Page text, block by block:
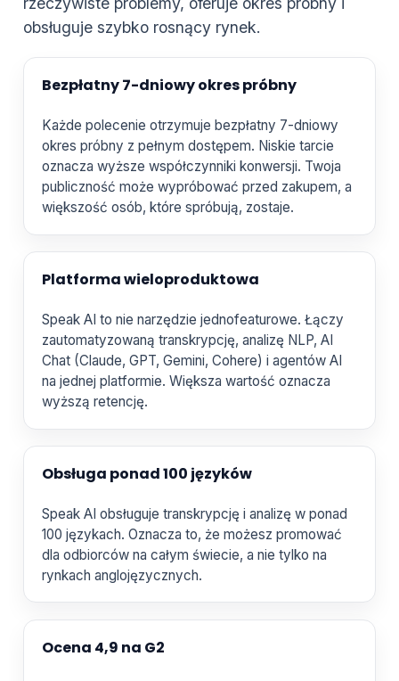
obsługuje szybko rosnący rynek.
Bezpłatny 7-dniowy okres próbny
Każde polecenie otrzymuje bezpłatny 7-dniowy
okres próbny z pełnym dostępem. Niskie tarcie
oznacza wyższe współczynniki konwersji. Twoja
publiczność może wypróbować przed zakupem, a
większość osób, które spróbują, zostaje.
Platforma wieloproduktowa
Speak AI to nie narzędzie jednofeaturowe. Łączy
zautomatyzowaną transkrypcję, analizę NLP, AI
Chat (Claude, GPT, Gemini, Cohere) i agentów AI
na jednej platformie. Większa wartość oznacza
wyższą retencję.
Obsługa ponad 100 języków
Speak AI obsługuje transkrypcję i analizę w ponad
100 językach. Oznacza to, że możesz promować
dla odbiorców na całym świecie, a nie tylko na
rynkach anglojęzycznych.
Ocena 4,9 na G2